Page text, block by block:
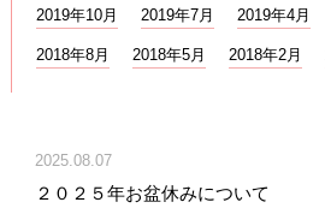
2019年10月 2019年7月 2019年4月
2018年8月 2018年5月 2018年2月
2025.08.07
２０２５年お盆休みについて